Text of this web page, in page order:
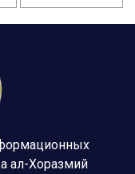
ал-Хоразмий